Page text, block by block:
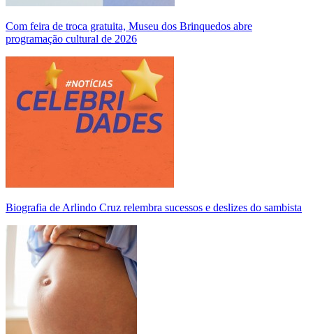
Com feira de troca gratuita, Museu dos Brinquedos abre
programação cultural de 2026
Biografia de Arlindo Cruz relembra sucessos e deslizes do sambista